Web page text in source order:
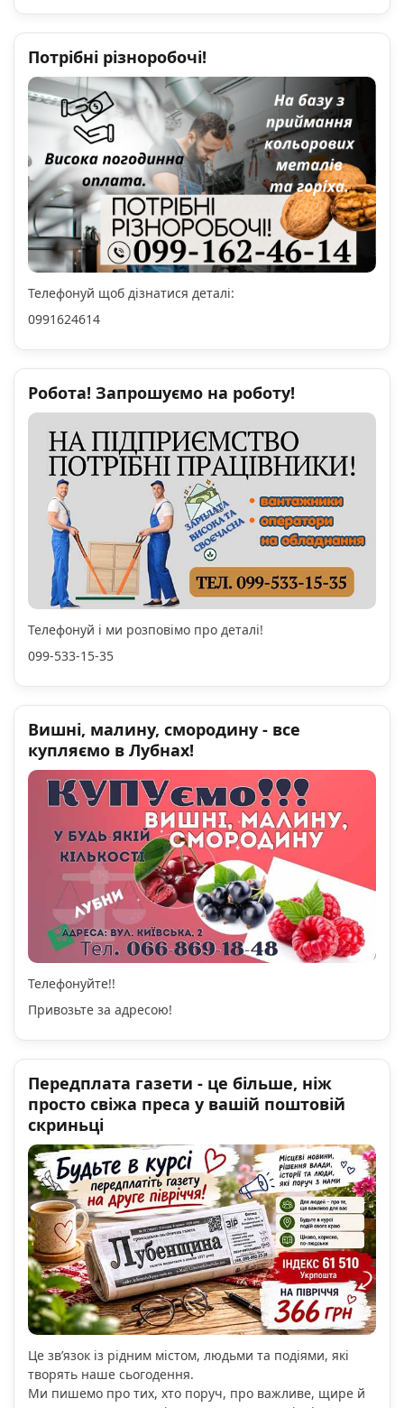
Потрібні різноробочі!
Телефонуй щоб дізнатися деталі:
0991624614
Робота! Запрошуємо на роботу!
Телефонуй і ми розповімо про деталі!
099-533-15-35
Вишні, малину, смородину - все
купляємо в Лубнах!
Телефонуйте!!
Привозьте за адресою!
Передплата газети - це більше, ніж
просто свіжа преса у вашій поштовій
скриньці
Це зв’язок із рідним містом, людьми та подіями, які
творять наше сьогодення.
Ми пишемо про тих, хто поруч, про важливе, щире й